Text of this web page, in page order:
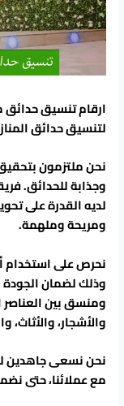
ارقام تنسيق حدائق
لتنسيق حدائق
نحن ملتزمون
وجذابة للحدائق.
لديه القدرة على
ومريحة وملهمة.
نحرص على استخدام
وذلك لضمان الجودة
ومنسق بين العناصر
والأشجار، والأثاث،
نحن نسعى جاهدين
مع عملائنا، حتى